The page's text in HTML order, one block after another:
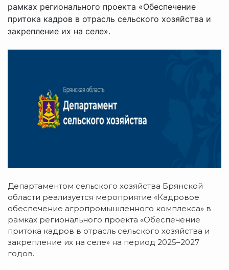
рамках регионального проекта «Обеспечение
притока кадров в отрасль сельского хозяйства и
закрепление их на селе».
Департаментом сельского хозяйства Брянской
области реализуется мероприятие «Кадровое
обеспечение агропромышленного комплекса» в
рамках регионального проекта «Обеспечение
притока кадров в отрасль сельского хозяйства и
закрепление их на селе» на период 2025–2027
годов.